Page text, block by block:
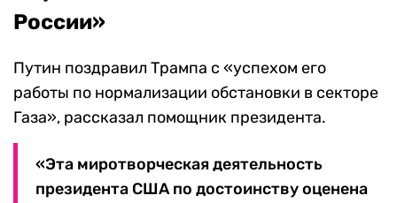
России»
Путин поздравил Трампа с «успехом его
работы по нормализации обстановки в секторе
Газа», рассказал помощник президента.
«Эта миротворческая деятельность
президента США по достоинству оценена